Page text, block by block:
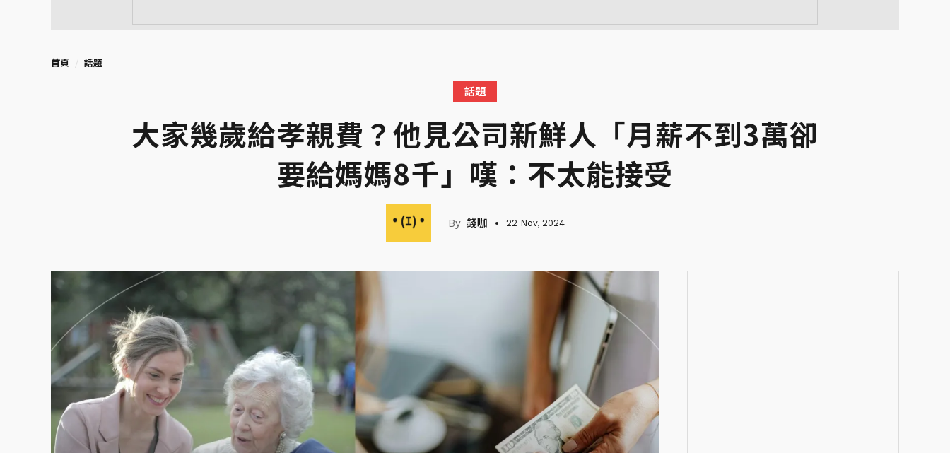
首頁 話題
話題
大家幾歲給孝親費？他見公司新鮮人「月薪不到3萬卻
要給媽媽8千」嘆：不太能接受
錢咖 22 Nov, 2024